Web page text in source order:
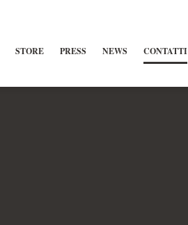
STORE PRESS NEWS CONTATTI